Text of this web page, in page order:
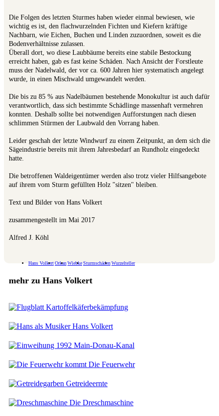
Die Folgen des letzten Sturmes haben wieder einmal bewiesen, wie
wichtig es ist, den flachwurzelnden Fichten und Kiefern kräftige
Nachbarn, wie Eichen, Buchen und Linden zuzuordnen, soweit es die
Bodenverhältnisse zulassen.
Überall dort, wo diese Laubbäume bereits eine stabile Bestockung
erreicht haben, gab es fast keine Schäden. Nach Ansicht der Forstleute
muss der Nadelwald, der vor ca. 600 Jahren hier systematisch angelegt
wurde, in einen Mischwald umgewandelt werden.
Die bis zu 85 % aus Nadelbäumen bestehende Monokultur ist auch dafür
verantwortlich, dass sich bestimmte Schädlinge massenhaft vermehren
konnten. Deshalb sollte bei notwendigen Aufforstungen nach diesen
schlimmen Stürmen der Laubwald den Vorrang haben.
Leider geschah der letzte Windwurf zu einem Zeitpunkt, an dem sich die
Sägeindustrie bereits mit ihrem Jahresbedarf an Rundholz eingedeckt
hatte.
Die betroffenen Waldeigentümer werden also trotz vieler Hilfsangebote
auf ihrem vom Sturm gefüllten Holz "sitzen" bleiben.
Text und Bilder von Hans Volkert
zusammengestellt im Mai 2017
Alfred J. Köhl
Hans VolkertOrkanWiebkeSturmschädenWurzelteller
mehr zu Hans Volkert
Kartoffelkäferbekämpfung
Hans Volkert
Main-Donau-Kanal
Die Feuerwehr
Getreideernte
Die Dreschmaschine